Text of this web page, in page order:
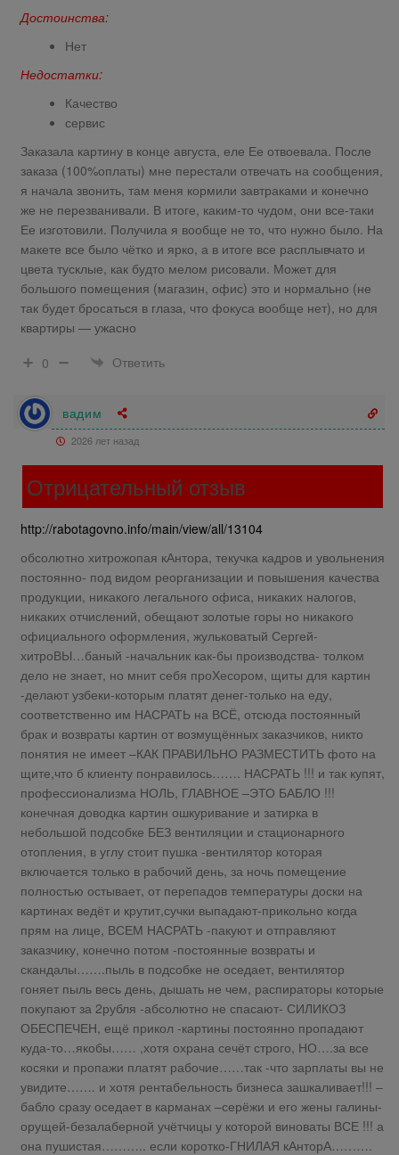
Достоинства:
Нет
Недостатки:
Качество
сервис
Заказала картину в конце августа, еле Ее отвоевала. После
заказа (100%оплаты) мне перестали отвечать на сообщения,
я начала звонить, там меня кормили завтраками и конечно
же не перезванивали. В итоге, каким-то чудом, они все-таки
Ее изготовили. Получила я вообще не то, что нужно было. На
макете все было чётко и ярко, а в итоге все расплывчато и
цвета тусклые, как будто мелом рисовали. Может для
большого помещения (магазин, офис) это и нормально (не
так будет бросаться в глаза, что фокуса вообще нет), но для
квартиры — ужасно
0
Ответить
вадим
2026 лет назад
Отрицательный отзыв
http://rabotagovno.info/main/view/all/13104
обсолютно хитрожопая кАнтора, текучка кадров и увольнения
постоянно- под видом реорганизации и повышения качества
продукции, никакого легального офиса, никаких налогов,
никаких отчислений, обещают золотые горы но никакого
официального оформления, жульковатый Сергей-
хитроВЫ…баный -начальник как-бы производства- толком
дело не знает, но мнит себя проХесором, щиты для картин
-делают узбеки-которым платят денег-только на еду,
соответственно им НАСРАТЬ на ВСЁ, отсюда постоянный
брак и возвраты картин от возмущённых заказчиков, никто
понятия не имеет –КАК ПРАВИЛЬНО РАЗМЕСТИТЬ фото на
щите,что б клиенту понравилось……. НАСРАТЬ !!! и так купят,
профессионализма НОЛЬ, ГЛАВНОЕ –ЭТО БАБЛО !!!
конечная доводка картин ошкуривание и затирка в
небольшой подсобке БЕЗ вентиляции и стационарного
отопления, в углу стоит пушка -вентилятор которая
включается только в рабочий день, за ночь помещение
полностью остывает, от перепадов температуры доски на
картинах ведёт и крутит,сучки выпадают-прикольно когда
прям на лице, ВСЕМ НАСРАТЬ -пакуют и отправляют
заказчику, конечно потом -постоянные возвраты и
скандалы…….пыль в подсобке не оседает, вентилятор
гоняет пыль весь день, дышать не чем, распираторы которые
покупают за 2рубля -абсолютно не спасают- СИЛИКОЗ
ОБЕСПЕЧЕН, ещё прикол -картины постоянно пропадают
куда-то…якобы…… ,хотя охрана сечёт строго, НО….за все
косяки и пропажи платят рабочие……так -что зарплаты вы не
увидите……. и хотя рентабельность бизнеса зашкаливает!!! –
бабло сразу оседает в карманах –серёжи и его жены галины-
орущей-безалаберной учётчицы у которой виноваты ВСЕ !!! а
она пушистая……….. если коротко-ГНИЛАЯ кАнторА……….